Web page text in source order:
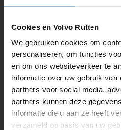
Cookies en Volvo Rutten
We gebruiken cookies om
personaliseren, om functies
en om ons websiteverkeer te
informatie over uw gebruik van
partners voor social media,
partners kunnen deze
informatie die u aan ze heeft
verzameld op basis van uw
Parkeersensor achter
Achteropkomend verkeer
Afdaal assistent
Alarm klasse 1(startblokkering)
Anti Blokkeer Systeem
Anti doorSlip Regeling
Automatische snelheids
Autonomous Emergency Braking
Bandenspanningscontrolesysteem
Bestuurdersairbag